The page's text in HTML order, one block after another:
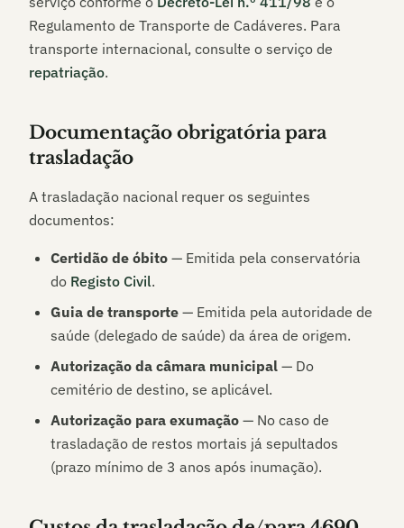
Regulamento de Transporte de Cadáveres. Para
transporte internacional, consulte o serviço de
repatriação.
Documentação obrigatória para
trasladação
A trasladação nacional requer os seguintes
documentos:
Certidão de óbito — Emitida pela conservatória
do Registo Civil.
Guia de transporte — Emitida pela autoridade de
saúde (delegado de saúde) da área de origem.
Autorização da câmara municipal — Do
cemitério de destino, se aplicável.
Autorização para exumação — No caso de
trasladação de restos mortais já sepultados
(prazo mínimo de 3 anos após inumação).